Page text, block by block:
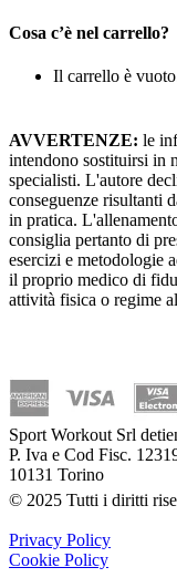
Cosa c’è nel carrello?
Il carrello è
AVVERTENZE: le
intendono sostituirsi in
specialisti. L'autore
conseguenze risultanti
in pratica.
consiglia pertanto di
esercizi e metodologie
il proprio medico di
attività fisica o regime
Sport Workout Srl
P. Iva e Cod Fisc.
10131 Torino
© 2025 Tutti i diritti
Privacy Policy
Cookie Policy